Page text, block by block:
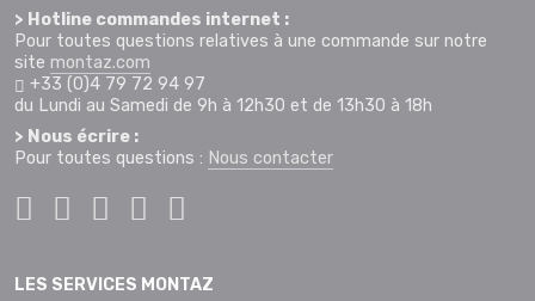
> Hotline commandes internet :
Pour toutes questions relatives à une commande sur notre
site montaz.com
+33 (0)4 79 72 94 97
du Lundi au Samedi de 9h à 12h30 et de 13h30 à 18h
> Nous écrire :
Pour toutes questions : Nous contacter
LES SERVICES MONTAZ